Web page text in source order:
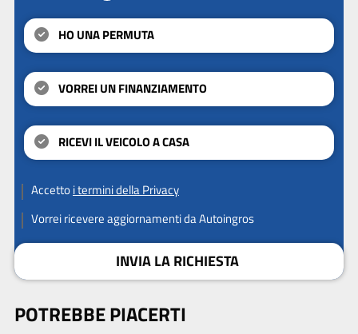
HO UNA PERMUTA
VORREI UN FINANZIAMENTO
RICEVI IL VEICOLO A CASA
Accettoi termini della Privacy
Vorrei ricevere aggiornamenti da Autoingros
INVIA LA RICHIESTA
POTREBBE PIACERTI